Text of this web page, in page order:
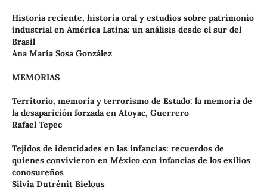
Historia reciente, historia oral y estudios sobre patrimonio
industrial en América Latina: un análisis desde el sur del
Brasil
Ana María Sosa González
MEMORIAS
Territorio, memoria y terrorismo de Estado: la memoria de
la desaparición forzada en Atoyac, Guerrero
Rafael Tepec
Tejidos de identidades en las infancias: recuerdos de
quienes convivieron en México con infancias de los exilios
conosureños
Silvia Dutrénit Bielous